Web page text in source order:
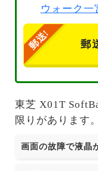
ウォーク一
郵
東芝 X01T
限りがあります。
画面の故障で液晶